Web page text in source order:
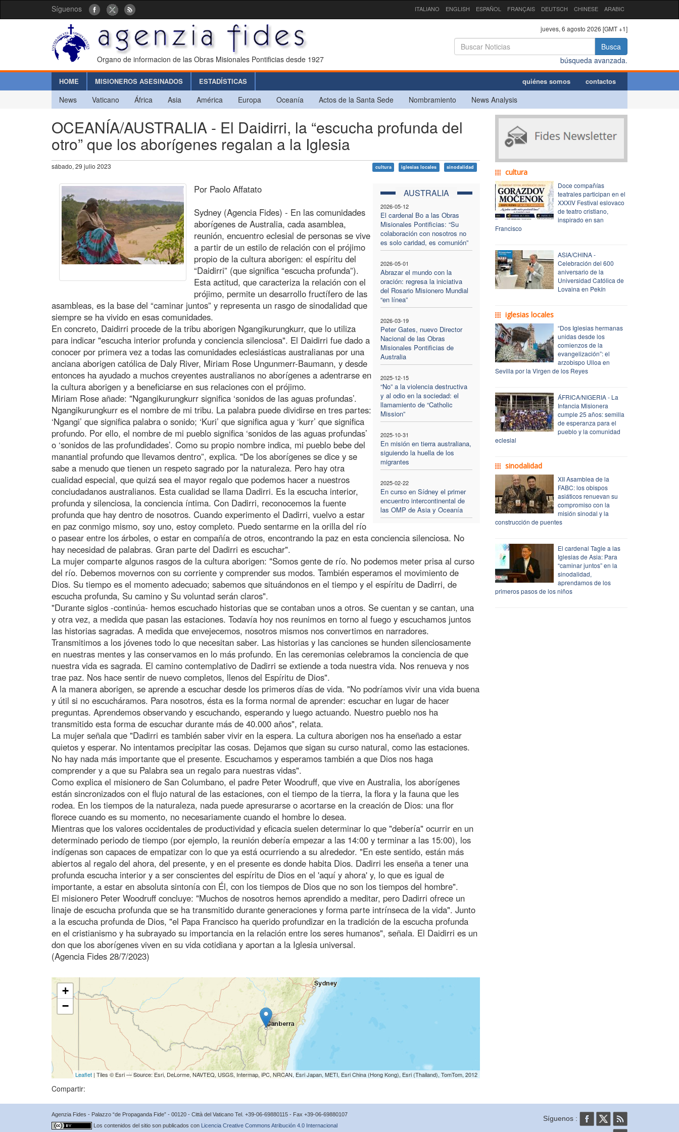
Síguenos ITALIANO ENGLISH ESPAÑOL FRANÇAIS DEUTSCH CHINESE ARABIC
Organo de informacion de las Obras Misionales Pontificias desde 1927
jueves, 6 agosto 2026 [GMT +1]
Busca
búsqueda avanzada.
HOME MISIONEROS ASESINADOS ESTADÍSTICAS quiénes somos contactos
News Vaticano África Asia América Europa Oceanía Actos de la Santa Sede Nombramiento News Analysis
OCEANÍA/AUSTRALIA - El Daidirri, la “escucha profunda del
otro” que los aborígenes regalan a la Iglesia
sábado, 29 julio 2023 cultura iglesias locales sinodalidad
AUSTRALIA
2026-05-12
El cardenal Bo a las Obras
Misionales Pontificias: “Su
colaboración con nosotros no
es solo caridad, es comunión”
2026-05-01
Abrazar el mundo con la
oración: regresa la iniciativa
del Rosario Misionero Mundial
“en línea”
2026-03-19
Peter Gates, nuevo Director
Nacional de las Obras
Misionales Pontificias de
Australia
2025-12-15
“No” a la violencia destructiva
y al odio en la sociedad: el
llamamiento de “Catholic
Mission”
2025-10-31
En misión en tierra australiana,
siguiendo la huella de los
migrantes
2025-02-22
En curso en Sídney el primer
encuentro intercontinental de
las OMP de Asia y Oceanía
Por Paolo Affatato
Sydney (Agencia Fides) - En las comunidades
aborígenes de Australia, cada asamblea,
reunión, encuentro eclesial de personas se vive
a partir de un estilo de relación con el prójimo
propio de la cultura aborigen: el espíritu del
“Daidirri” (que significa “escucha profunda”).
Esta actitud, que caracteriza la relación con el
prójimo, permite un desarrollo fructífero de las
asambleas, es la base del “caminar juntos” y representa un rasgo de sinodalidad que
siempre se ha vivido en esas comunidades.
En concreto, Daidirri procede de la tribu aborigen Ngangikurungkurr, que lo utiliza
para indicar "escucha interior profunda y conciencia silenciosa". El Daidirri fue dado a
conocer por primera vez a todas las comunidades eclesiásticas australianas por una
anciana aborigen católica de Daly River, Miriam Rose Ungunmerr-Baumann, y desde
entonces ha ayudado a muchos creyentes australianos no aborígenes a adentrarse en
la cultura aborigen y a beneficiarse en sus relaciones con el prójimo.
Miriam Rose añade: "Ngangikurungkurr significa ‘sonidos de las aguas profundas’.
Ngangikurungkurr es el nombre de mi tribu. La palabra puede dividirse en tres partes:
‘Ngangi’ que significa palabra o sonido; ‘Kuri’ que significa agua y ‘kurr’ que significa
profundo. Por ello, el nombre de mi pueblo significa ‘sonidos de las aguas profundas’
o ‘sonidos de las profundidades’. Como su propio nombre indica, mi pueblo bebe del
manantial profundo que llevamos dentro”, explica. "De los aborígenes se dice y se
sabe a menudo que tienen un respeto sagrado por la naturaleza. Pero hay otra
cualidad especial, que quizá sea el mayor regalo que podemos hacer a nuestros
conciudadanos australianos. Esta cualidad se llama Dadirri. Es la escucha interior,
profunda y silenciosa, la conciencia íntima. Con Dadirri, reconocemos la fuente
profunda que hay dentro de nosotros. Cuando experimento el Dadirri, vuelvo a estar
en paz conmigo mismo, soy uno, estoy completo. Puedo sentarme en la orilla del río
o pasear entre los árboles, o estar en compañía de otros, encontrando la paz en esta conciencia silenciosa. No
hay necesidad de palabras. Gran parte del Dadirri es escuchar".
La mujer comparte algunos rasgos de la cultura aborigen: "Somos gente de río. No podemos meter prisa al curso
del río. Debemos movernos con su corriente y comprender sus modos. También esperamos el movimiento de
Dios. Su tiempo es el momento adecuado; sabemos que situándonos en el tiempo y el espíritu de Dadirri, de
escucha profunda, Su camino y Su voluntad serán claros".
"Durante siglos -continúa- hemos escuchado historias que se contaban unos a otros. Se cuentan y se cantan, una
y otra vez, a medida que pasan las estaciones. Todavía hoy nos reunimos en torno al fuego y escuchamos juntos
las historias sagradas. A medida que envejecemos, nosotros mismos nos convertimos en narradores.
Transmitimos a los jóvenes todo lo que necesitan saber. Las historias y las canciones se hunden silenciosamente
en nuestras mentes y las conservamos en lo más profundo. En las ceremonias celebramos la conciencia de que
nuestra vida es sagrada. El camino contemplativo de Dadirri se extiende a toda nuestra vida. Nos renueva y nos
trae paz. Nos hace sentir de nuevo completos, llenos del Espíritu de Dios".
A la manera aborigen, se aprende a escuchar desde los primeros días de vida. "No podríamos vivir una vida buena
y útil si no escucháramos. Para nosotros, ésta es la forma normal de aprender: escuchar en lugar de hacer
preguntas. Aprendemos observando y escuchando, esperando y luego actuando. Nuestro pueblo nos ha
transmitido esta forma de escuchar durante más de 40.000 años", relata.
La mujer señala que "Dadirri es también saber vivir en la espera. La cultura aborigen nos ha enseñado a estar
quietos y esperar. No intentamos precipitar las cosas. Dejamos que sigan su curso natural, como las estaciones.
No hay nada más importante que el presente. Escuchamos y esperamos también a que Dios nos haga
comprender y a que su Palabra sea un regalo para nuestras vidas".
Como explica el misionero de San Columbano, el padre Peter Woodruff, que vive en Australia, los aborígenes
están sincronizados con el flujo natural de las estaciones, con el tiempo de la tierra, la flora y la fauna que les
rodea. En los tiempos de la naturaleza, nada puede apresurarse o acortarse en la creación de Dios: una flor
florece cuando es su momento, no necesariamente cuando el hombre lo desea.
Mientras que los valores occidentales de productividad y eficacia suelen determinar lo que "debería" ocurrir en un
determinado periodo de tiempo (por ejemplo, la reunión debería empezar a las 14:00 y terminar a las 15:00), los
indígenas son capaces de empatizar con lo que ya está ocurriendo a su alrededor. "En este sentido, están más
abiertos al regalo del ahora, del presente, y en el presente es donde habita Dios. Dadirri les enseña a tener una
profunda escucha interior y a ser conscientes del espíritu de Dios en el 'aquí y ahora' y, lo que es igual de
importante, a estar en absoluta sintonía con Él, con los tiempos de Dios que no son los tiempos del hombre".
El misionero Peter Woodruff concluye: "Muchos de nosotros hemos aprendido a meditar, pero Dadirri ofrece un
linaje de escucha profunda que se ha transmitido durante generaciones y forma parte intrínseca de la vida". Junto
a la escucha profunda de Dios, "el Papa Francisco ha querido profundizar en la tradición de la escucha profunda
en el cristianismo y ha subrayado su importancia en la relación entre los seres humanos", señala. El Daidirri es un
don que los aborígenes viven en su vida cotidiana y aportan a la Iglesia universal.
(Agencia Fides 28/7/2023)
+
−
Leaflet| Tiles © Esri — Source: Esri, DeLorme, NAVTEQ, USGS, Intermap, iPC, NRCAN, Esri Japan, METI, Esri China (Hong Kong), Esri (Thailand), TomTom, 2012
Compartir:
cultura
Doce compañías
teatrales participan en el
XXXIV Festival eslovaco
de teatro cristiano,
inspirado en san
Francisco
ASIA/CHINA -
Celebración del 600
aniversario de la
Universidad Católica de
Lovaina en Pekín
iglesias locales
“Dos Iglesias hermanas
unidas desde los
comienzos de la
evangelización”: el
arzobispo Ulloa en
Sevilla por la Virgen de los Reyes
ÁFRICA/NIGERIA - La
Infancia Misionera
cumple 25 años: semilla
de esperanza para el
pueblo y la comunidad
eclesial
sinodalidad
XII Asamblea de la
FABC: los obispos
asiáticos renuevan su
compromiso con la
misión sinodal y la
construcción de puentes
El cardenal Tagle a las
Iglesias de Asia: Para
“caminar juntos” en la
sinodalidad,
aprendamos de los
primeros pasos de los niños
Agenzia Fides - Palazzo “de Propaganda Fide” - 00120 - Città del Vaticano Tel. +39-06-69880115 - Fax +39-06-69880107
Los contenidos del sitio son publicados con Licencia Creative Commons Atribución 4.0 Internacional
Síguenos :